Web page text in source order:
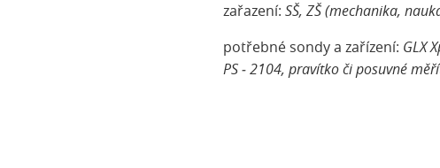
zařazení: SŠ, ZŠ (mechanika,
potřebné sondy a zařízení: GLX
PS ‑ 2104, pravítko či posuvné